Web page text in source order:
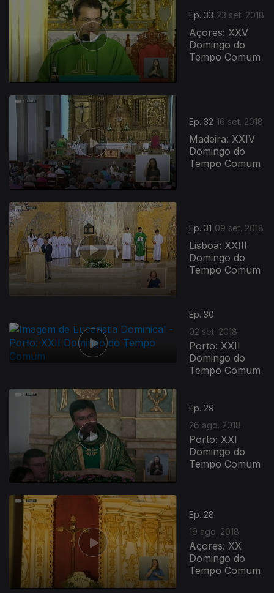
Ep. 33 23 set. 2018
Açores: XXV
Domingo do
Tempo Comum
Ep. 32 16 set. 2018
Madeira: XXIV
Domingo do
Tempo Comum
Ep. 31 09 set. 2018
Lisboa: XXIII
Domingo do
Tempo Comum
Ep. 30
02 set. 2018
Porto: XXII
Domingo do
Tempo Comum
Ep. 29
26 ago. 2018
Porto: XXI
Domingo do
Tempo Comum
Ep. 28
19 ago. 2018
Açores: XX
Domingo do
Tempo Comum